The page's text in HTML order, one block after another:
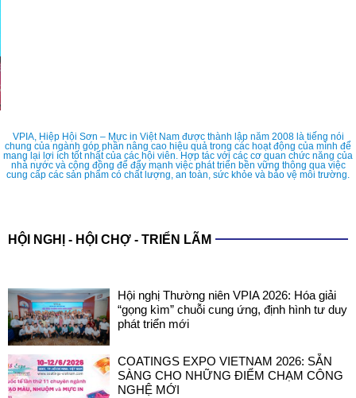
VPIA, Hiệp Hội Sơn – Mực in Việt Nam được thành lập năm 2008 là tiếng nói
chung của ngành góp phần nâng cao hiệu quả trong các hoạt động của mình để
mang lại lợi ích tốt nhất của các hội viên. Hợp tác với các cơ quan chức năng của
nhà nước và cộng đồng để đẩy mạnh việc phát triển bền vững thông qua việc
cung cấp các sản phẩm có chất lượng, an toàn, sức khỏe và bảo vệ môi trường.
HỘI NGHỊ - HỘI CHỢ - TRIỂN LÃM
Hội nghị Thường niên VPIA 2026: Hóa giải
“gọng kìm” chuỗi cung ứng, định hình tư duy
phát triển mới
COATINGS EXPO VIETNAM 2026: SẴN
SÀNG CHO NHỮNG ĐIỂM CHẠM CÔNG
NGHỆ MỚI